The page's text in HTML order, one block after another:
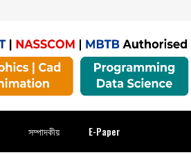
সম্পাদকীয় E-Paper